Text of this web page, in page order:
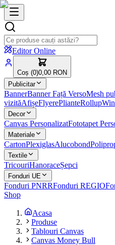
Editor Online
Coș (0)0,00 RON
Publicitar
BannerBanner Față VersoMesh
vizităAfișeFlyerePlianteRollup
Decor
Canvas PersonalizatFototapet
Materiale
CartonPlexiglasAlucobond
Textile
TricouriHanoraceȘepci
Fonduri UE
Fonduri PNRRFonduri REGIO
Shop
Acasa
Produse
Tablouri Canvas
Canvas Money Bull